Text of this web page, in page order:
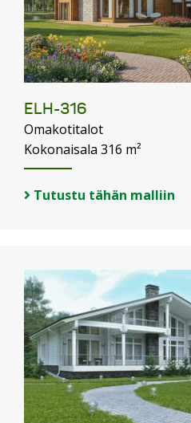
ELH-316
Omakotitalot
Kokonaisala 316 m²
Tutustu tähän malliin